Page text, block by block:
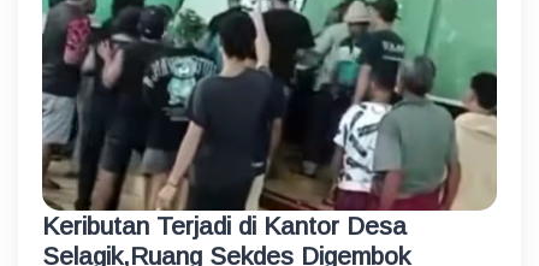
Keributan Terjadi di Kantor Desa
Selagik,Ruang Sekdes Digembok